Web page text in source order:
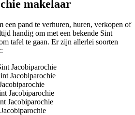
makelaar
een pand te verhuren, huren, verkopen of
handig om met een bekende Sint
tafel te gaan. Er zijn allerlei soorten
Jacobiparochie
Jacobiparochie
Jacobiparochie
Jacobiparochie